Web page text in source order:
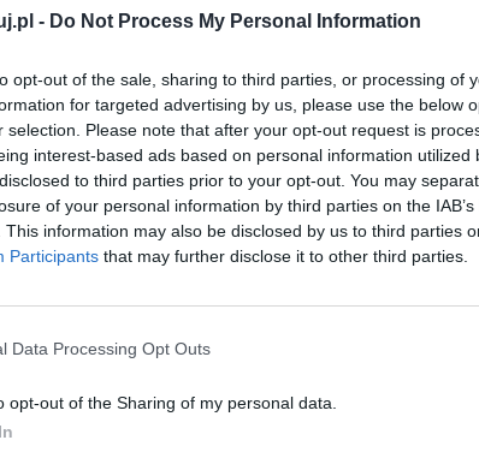
- Do Not Process My Personal Information
opt-out of the sale, sharing to third parties, or processing of
for targeted advertising by us, please use the below
selection. Please note that after your opt-out request is
interest-based ads based on personal information utilized
to third parties prior to your opt-out. You may
of your personal information by third parties on the
This information may also be disclosed by us to third parties
Participants that may further disclose it to other third parties.
Data Processing Opt Outs
opt-out of the Sharing of my personal data.
wiersza